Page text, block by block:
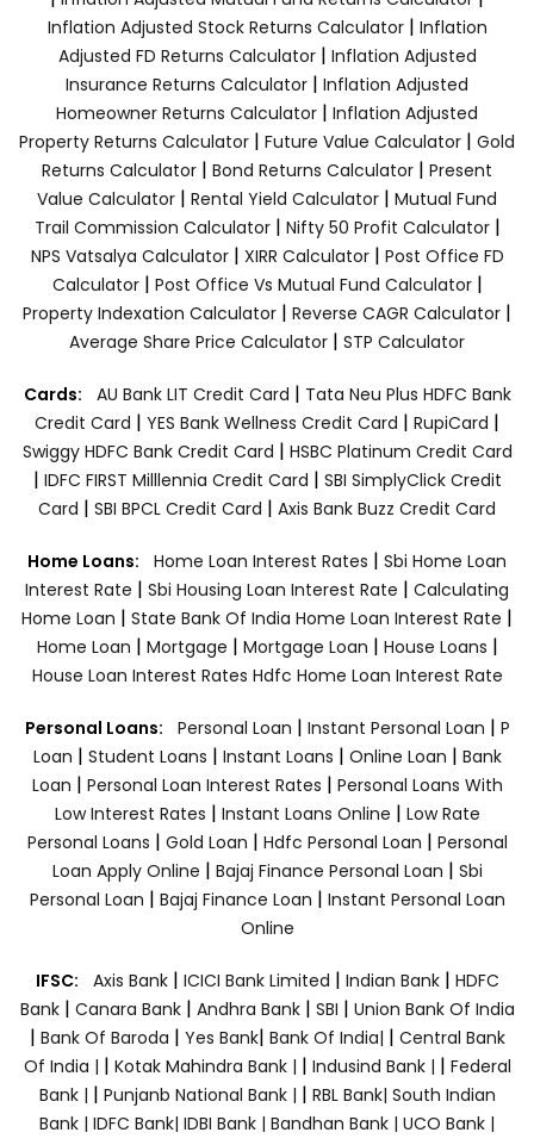
Inflation Adjusted Stock Returns Calculator| Inflation
Adjusted FD Returns Calculator| Inflation Adjusted
Insurance Returns Calculator | Inflation Adjusted
Homeowner Returns Calculator | Inflation Adjusted
Property Returns Calculator | Future Value Calculator | Gold
Returns Calculator | Bond Returns Calculator | Present
Value Calculator | Rental Yield Calculator | Mutual Fund
Trail Commission Calculator| Nifty 50 Profit Calculator|
NPS Vatsalya Calculator| XIRR Calculator| Post Office FD
Calculator| Post Office Vs Mutual Fund Calculator|
Property Indexation Calculator | Reverse CAGR Calculator |
Average Share Price Calculator | STP Calculator
Cards: AU Bank LIT Credit Card | Tata Neu Plus HDFC Bank
Credit Card | YES Bank Wellness Credit Card | RupiCard |
Swiggy HDFC Bank Credit Card | HSBC Platinum Credit Card
| IDFC FIRST Milllennia Credit Card | SBI SimplyClick Credit
Card | SBI BPCL Credit Card | Axis Bank Buzz Credit Card
Home Loans: Home Loan Interest Rates | Sbi Home Loan
Interest Rate | Sbi Housing Loan Interest Rate | Calculating
Home Loan | State Bank Of India Home Loan Interest Rate |
Home Loan | Mortgage | Mortgage Loan | House Loans |
House Loan Interest Rates Hdfc Home Loan Interest Rate
Personal Loans: Personal Loan | Instant Personal Loan | P
Loan | Student Loans | Instant Loans | Online Loan | Bank
Loan | Personal Loan Interest Rates | Personal Loans With
Low Interest Rates | Instant Loans Online | Low Rate
Personal Loans | Gold Loan | Hdfc Personal Loan | Personal
Loan Apply Online | Bajaj Finance Personal Loan | Sbi
Personal Loan | Bajaj Finance Loan | Instant Personal Loan
Online
IFSC: Axis Bank | ICICI Bank Limited | Indian Bank | HDFC
Bank| Canara Bank | Andhra Bank| SBI | Union Bank Of India
| Bank Of Baroda | Yes Bank| Bank Of India| | Central Bank
Of India | | Kotak Mahindra Bank | | Indusind Bank | | Federal
Bank | | Punjanb National Bank | | RBL Bank| South Indian
Bank | IDFC Bank| IDBI Bank | Bandhan Bank | UCO Bank |